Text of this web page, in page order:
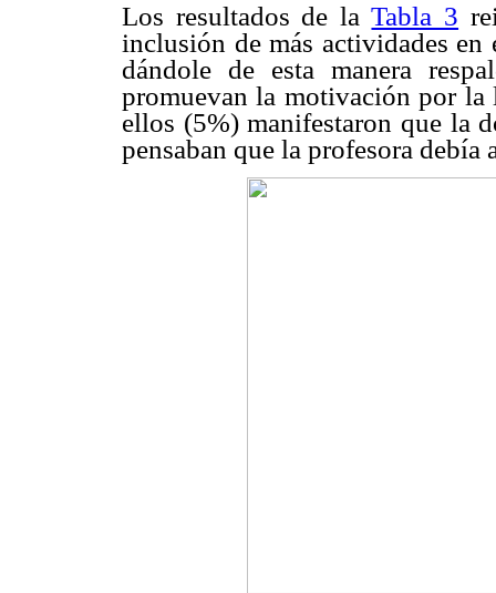
Los resultados de laTabla 3
inclusión de más actividades
dándole de esta manera
promuevan la motivación por
ellos (5%) manifestaron que la
pensaban que la profesora debía